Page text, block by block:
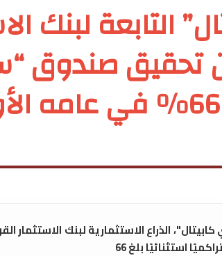
التابعة لبنك
الذراع الاستثمارية لبنك